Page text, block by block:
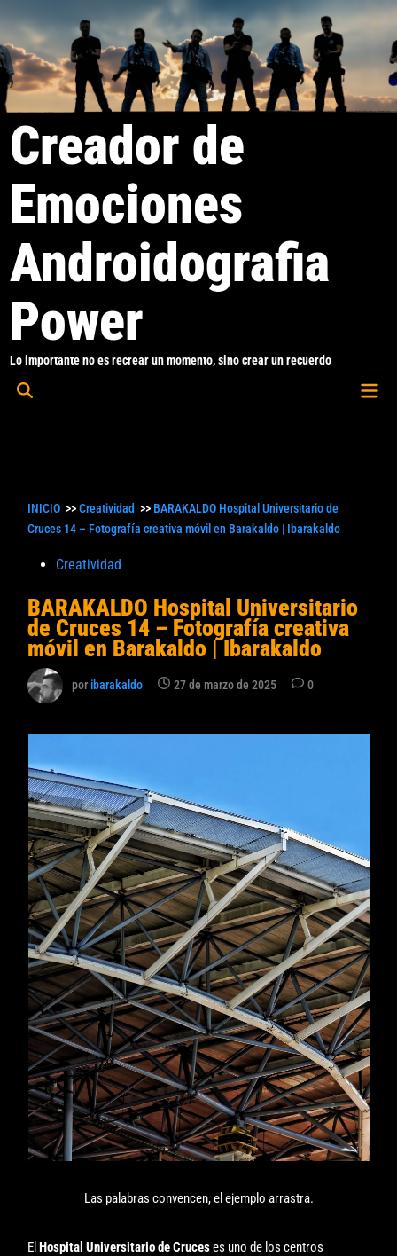
al
contenido
Creador de
Emociones
Androidografia
Power
Lo importante no es recrear un momento, sino crear un recuerdo
Abrir
INICIO >>Creatividad >> BARAKALDO Hospital Universitario de
Cruces 14 – Fotografía creativa móvil en Barakaldo | Ibarakaldo
Publicado
Creatividad
BARAKALDO Hospital Universitario
de Cruces 14 – Fotografía creativa
móvil en Barakaldo | Ibarakaldo
poribarakaldo 27 de marzo de 2025 0
Las palabras convencen, el ejemplo arrastra.
ElHospital Universitario de Cruceses uno de los centros